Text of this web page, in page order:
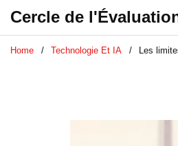
Cercle de
Home Technologie Et IA Les